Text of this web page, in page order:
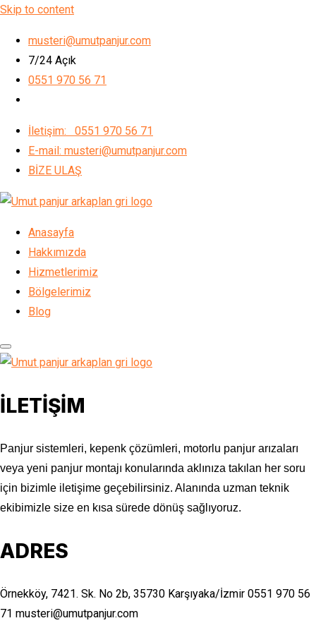
Skip to content
musteri@umutpanjur.com
7/24 Açık
0551 970 56 71
İletişim: 0551 970 56 71
E-mail: musteri@umutpanjur.com
BİZE ULAŞ
Anasayfa
Hakkımızda
Hizmetlerimiz
Bölgelerimiz
Blog
İLETİŞİM
Panjur sistemleri, kepenk çözümleri, motorlu panjur arızaları
veya yeni panjur montajı konularında aklınıza takılan her soru
için bizimle iletişime geçebilirsiniz. Alanında uzman teknik
ekibimizle size en kısa sürede dönüş sağlıyoruz.
ADRES
Örnekköy, 7421. Sk. No 2b, 35730 Karşıyaka/İzmir 0551 970 56
71 musteri@umutpanjur.com